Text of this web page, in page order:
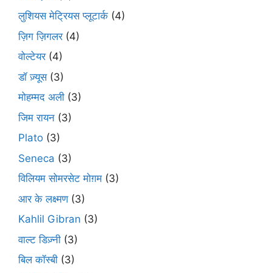
लुशियस मेट्रियस प्लूटार्क (4)
ज़िग ज़िगलर(4)
वोल्टेयर(4)
डॉ ज़्यूस(3)
मोहम्मद अली (3)
जिम रायन (3)
Plato (3)
Seneca (3)
विलियम सोमरसेट मोग़म (3)
आर के लक्ष्मण(3)
Kahlil Gibran (3)
वाल्ट डिज़्नी (3)
बिल कॉस्बी (3)